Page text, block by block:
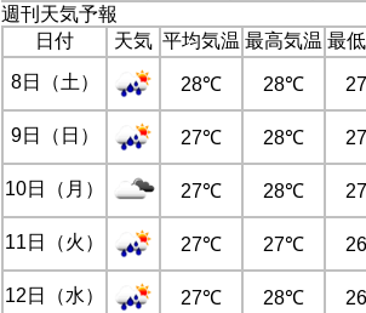
週刊天気予報
日付
天気 平均気温 最高気温 最
8日（土）
28℃ 28℃
9日（日） 27℃ 28℃
10日（月） 27℃ 28℃
11日（火） 27℃ 27℃
12日（水） 27℃ 28℃